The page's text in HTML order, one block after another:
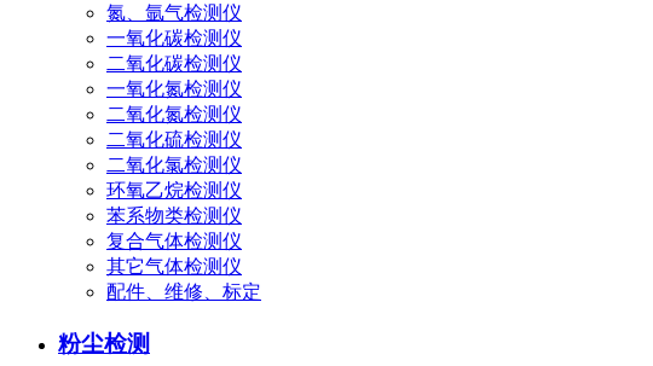
氮、氩气检测仪
一氧化碳检测仪
二氧化碳检测仪
一氧化氮检测仪
二氧化氮检测仪
二氧化硫检测仪
二氧化氯检测仪
环氧乙烷检测仪
苯系物类检测仪
复合气体检测仪
其它气体检测仪
配件、维修、标定
粉尘检测